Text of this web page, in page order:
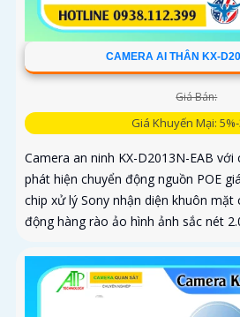
CAMERA AI THÂN KX-
Giá Bán:
Giá Khuyến Mại:
Camera an ninh KX-D2013N-EAB với
phát hiện chuyển động nguồn POE
chip xử lý Sony nhận diện khuôn mặt
động hàng rào ảo hình ảnh sắc nét